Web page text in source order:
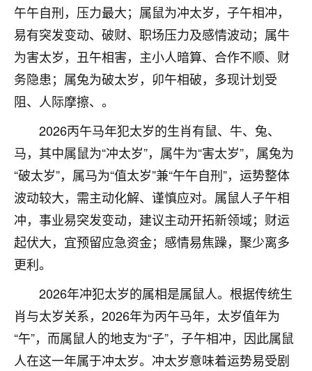
午午自刑，压力最大；属鼠为冲太岁，子午相冲，
易有突发变动、破财、职场压力及感情波动；属牛
为害太岁，丑午相害，主小人暗算、合作不顺、财
务隐患；属兔为破太岁，卯午相破，多现计划受
阻、人际摩擦、。
2026丙午马年犯太岁的生肖有鼠、牛、兔、
马，其中属鼠为“冲太岁”，属牛为“害太岁”，属兔为
“破太岁”，属马为“值太岁”兼“午午自刑”，运势整体
波动较大，需主动化解、谨慎应对。属鼠人子午相
冲，事业易突发变动，建议主动开拓新领域；财运
起伏大，宜预留应急资金；感情易焦躁，聚少离多
更利。
2026年冲犯太岁的属相是属鼠人。根据传统生
肖与太岁关系，2026年为丙午马年，太岁值年为
“午”，而属鼠人的地支为“子”，子午相冲，因此属鼠
人在这一年属于冲太岁。冲太岁意味着运势易受剧
1天前 来自四川 9
金白水清
我也想找老师看看，有没有人给个联系方式的啊？
鹿森：慧来老师微信：gjsy0624
1天前 来自江西
青春168
我也想要，我也想要！
2天前 来自山西 15
Jessica李
老师做不做超度法事？我想给我奶奶做超度，她今年
七零老顽童：我母亲前年离世，刚开始我经常
做梦梦见她，后来也是朋友介绍，找到慧来老
师，安排了超度法事，做梦再也没有梦到过
了，一开始是半信半疑的，图个心安，给亡母
超度，现在看来，人不信也不行。